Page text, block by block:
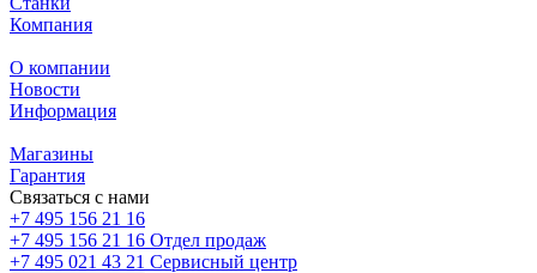
Компания
О компании
Новости
Информация
Магазины
Гарантия
Связаться с нами
+7 495 156 21 16
+7 495 156 21 16 Отдел продаж
+7 495 021 43 21 Cервисный центр